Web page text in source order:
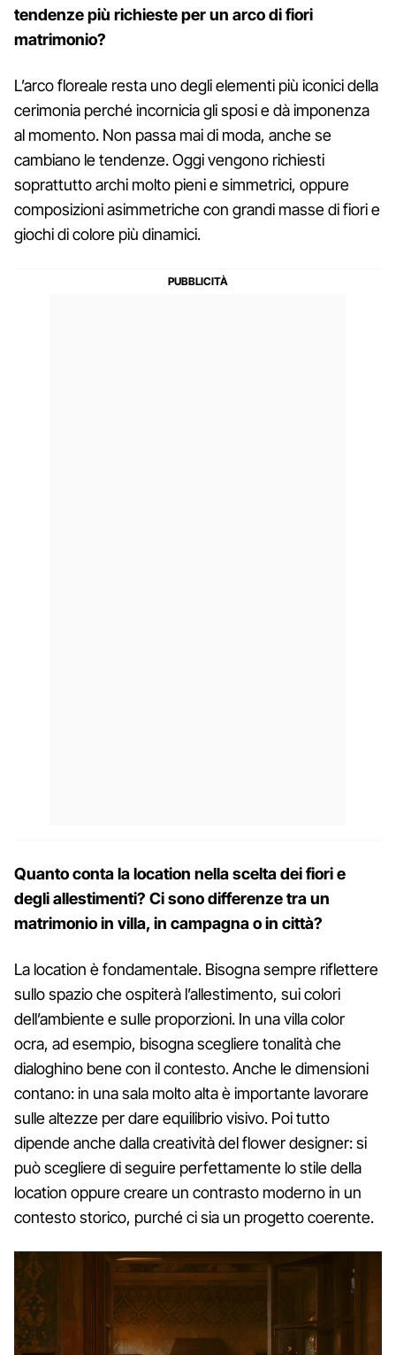
tendenze più richieste per un arco di fiori
matrimonio?
L’arco floreale resta uno degli elementi più iconici della
cerimonia perché incornicia gli sposi e dà imponenza
al momento. Non passa mai di moda, anche se
cambiano le tendenze. Oggi vengono richiesti
soprattutto archi molto pieni e simmetrici, oppure
composizioni asimmetriche con grandi masse di fiori e
giochi di colore più dinamici.
Quanto conta la location nella scelta dei fiori e
degli allestimenti? Ci sono differenze tra un
matrimonio in villa, in campagna o in città?
La location è fondamentale. Bisogna sempre riflettere
sullo spazio che ospiterà l’allestimento, sui colori
dell’ambiente e sulle proporzioni. In una villa color
ocra, ad esempio, bisogna scegliere tonalità che
dialoghino bene con il contesto. Anche le dimensioni
contano: in una sala molto alta è importante lavorare
sulle altezze per dare equilibrio visivo. Poi tutto
dipende anche dalla creatività del flower designer: si
può scegliere di seguire perfettamente lo stile della
location oppure creare un contrasto moderno in un
contesto storico, purché ci sia un progetto coerente.